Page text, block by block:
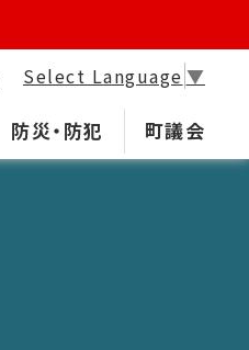
防災・防犯 町議会
Select Language ▼